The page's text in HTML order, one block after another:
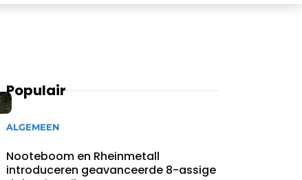
Populair
ALGEMEEN
Nooteboom en Rheinmetall
introduceren geavanceerde 8-assige